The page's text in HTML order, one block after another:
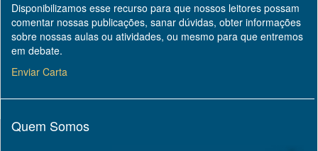
Disponibilizamos esse recurso para que nossos leitores possam
comentar nossas publicações, sanar dúvidas, obter informações
sobre nossas aulas ou atividades, ou mesmo para que entremos
em debate.
Enviar Carta
Quem Somos